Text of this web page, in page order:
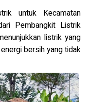
untuk Kecamatan
Pembangkit Listrik
listrik yang
bersih yang tidak